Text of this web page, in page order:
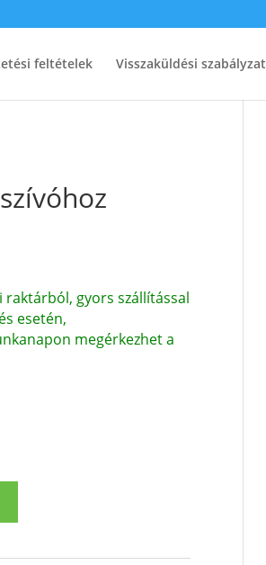
feltételek Visszaküldési szabályzat
raktárból, gyors szállítással
esetén,
megérkezhet a